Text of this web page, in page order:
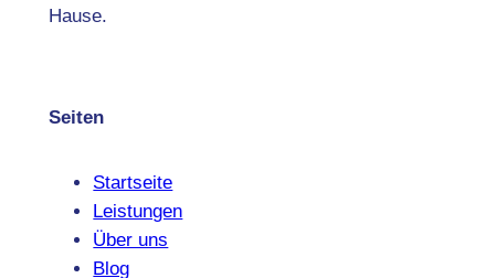
Hause.
Seiten
Startseite
Leistungen
Über uns
Blog